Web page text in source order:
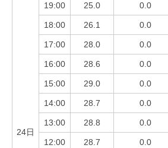
24日
19:00 25.0 0.0
18:00 26.1 0.0
17:00 28.0 0.0
16:00 28.6 0.0
15:00 29.0 0.0
14:00 28.7 0.0
13:00 28.8 0.0
12:00 28.7 0.0